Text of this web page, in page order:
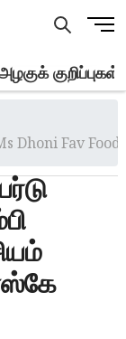
M
u
t
o
குறிப்புகள்
Dhoni Fav